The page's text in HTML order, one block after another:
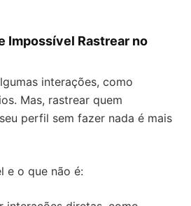
Impossível Rastrear no
interações, como
Mas, rastrear quem
perfil sem fazer nada é mais
e o que não é: